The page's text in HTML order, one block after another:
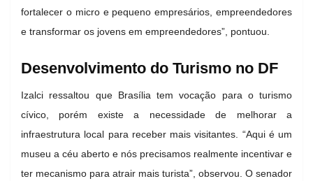
fortalecer o micro e pequeno empresários, empreendedores
e transformar os jovens em empreendedores”, pontuou.
Desenvolvimento do Turismo no DF
Izalci ressaltou que Brasília tem vocação para o turismo
cívico, porém existe a necessidade de melhorar a
infraestrutura local para receber mais visitantes. “Aqui é um
museu a céu aberto e nós precisamos realmente incentivar e
ter mecanismo para atrair mais turista”, observou. O senador